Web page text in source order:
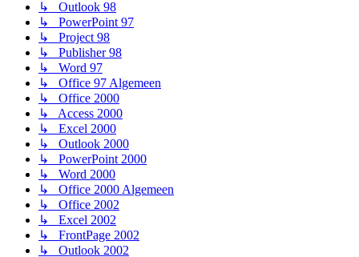
↳ Outlook 98
↳ PowerPoint 97
↳ Project 98
↳ Publisher 98
↳ Word 97
↳ Office 97 Algemeen
↳ Office 2000
↳ Access 2000
↳ Excel 2000
↳ Outlook 2000
↳ PowerPoint 2000
↳ Word 2000
↳ Office 2000 Algemeen
↳ Office 2002
↳ Excel 2002
↳ FrontPage 2002
↳ Outlook 2002